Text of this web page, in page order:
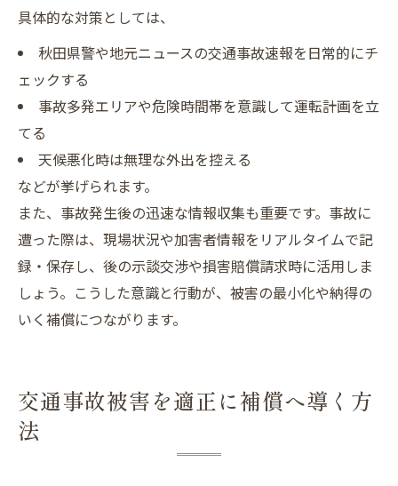
具体的な対策としては、
秋田県警や地元ニュースの交通事故速報を日常的にチ
ェックする
事故多発エリアや危険時間帯を意識して運転計画を立
てる
天候悪化時は無理な外出を控える
などが挙げられます。
また、事故発生後の迅速な情報収集も重要です。事故に
遭った際は、現場状況や加害者情報をリアルタイムで記
録・保存し、後の示談交渉や損害賠償請求時に活用しま
しょう。こうした意識と行動が、被害の最小化や納得の
いく補償につながります。
交通事故被害を適正に補償へ導く方
法